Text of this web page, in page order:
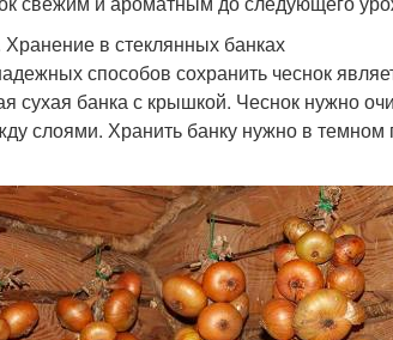
в стеклянных банках
способов сохранить чеснок
сухая банка с крышкой. Чеснок нужно
слоями. Хранить банку нужно в